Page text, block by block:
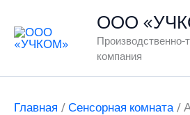
содержимому
ООО
Производственно-
компания
Главная / Сенсорная комната /